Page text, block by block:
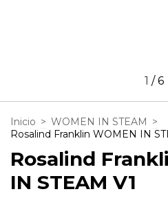
1 /6
Inicio > WOMEN IN STEAM
>
Rosalind Franklin WOMEN IN
Rosalind
IN STEAM V1